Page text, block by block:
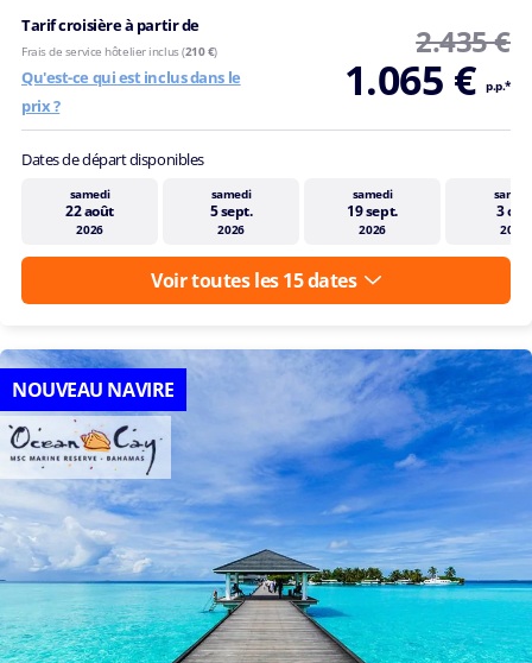
Tarif croisière à partir de 2.435 €
1.065 € p.p.*
Frais de service hôtelier inclus (210 €)
Qu'est-ce qui est inclus dans le
prix ?
Dates de départ disponibles
samedi
22 août
2026
samedi
5 sept.
2026
samedi
19 sept.
2026
3 oct.
2026
Voir toutes les 15 dates
NOUVEAU NAVIRE